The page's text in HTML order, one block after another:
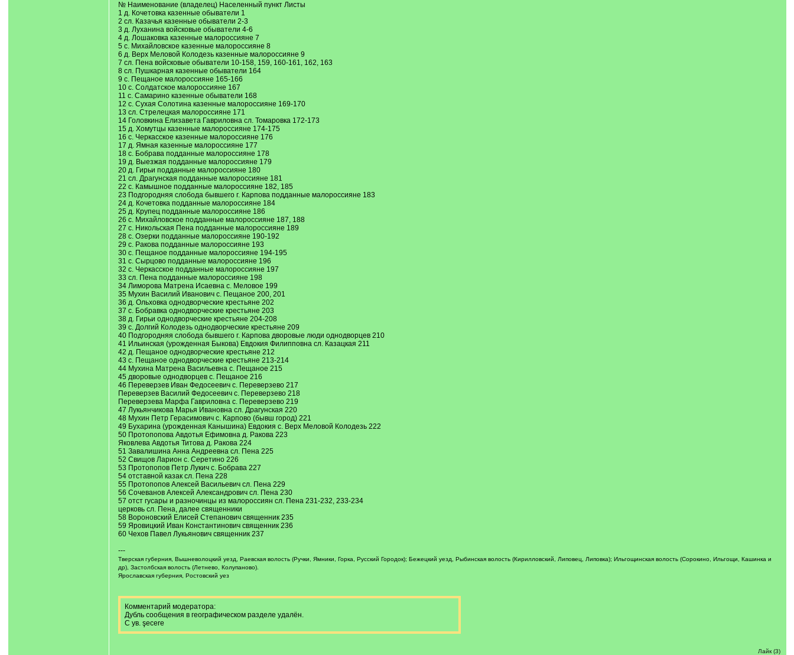
№ Наименование (владелец) Населенный пункт Листы
1 д. Кочетовка казенные обыватели 1
2 сл. Казачья казенные обыватели 2-3
3 д. Луханина войсковые обыватели 4-6
4 д. Лошаковка казенные малороссияне 7
5 с. Михайловское казенные малороссияне 8
6 д. Верх Меловой Колодезь казенные малороссияне 9
7 сл. Пена войсковые обыватели 10-158, 159, 160-161, 162, 163
8 сл. Пушкарная казенные обыватели 164
9 с. Пещаное малороссияне 165-166
10 с. Солдатское малороссияне 167
11 с. Самарино казенные обыватели 168
12 с. Сухая Солотина казенные малороссияне 169-170
13 сл. Стрелецкая малороссияне 171
14 Головкина Елизавета Гавриловна сл. Томаровка 172-173
15 д. Хомутцы казенные малороссияне 174-175
16 с. Черкасское казенные малороссияне 176
17 д. Ямная казенные малороссияне 177
18 с. Бобрава подданные малороссияне 178
19 д. Выезжая подданные малороссияне 179
20 д. Гирьи подданные малороссияне 180
21 сл. Драгунская подданные малороссияне 181
22 с. Камышное подданные малороссияне 182, 185
23 Подгородняя слобода бывшего г. Карпова подданные малороссияне 183
24 д. Кочетовка подданные малороссияне 184
25 д. Крупец подданные малороссияне 186
26 с. Михайловское подданные малороссияне 187, 188
27 с. Никольская Пена подданные малороссияне 189
28 с. Озерки подданные малороссияне 190-192
29 с. Ракова подданные малороссияне 193
30 с. Пещаное подданные малороссияне 194-195
31 с. Сырцово подданные малороссияне 196
32 с. Черкасское подданные малороссияне 197
33 сл. Пена подданные малороссияне 198
34 Лиморова Матрена Исаевна с. Меловое 199
35 Мухин Василий Иванович с. Пещаное 200, 201
36 д. Ольховка однодворческие крестьяне 202
37 с. Бобравка однодворческие крестьяне 203
38 д. Гирьи однодворческие крестьяне 204-208
39 с. Долгий Колодезь однодворческие крестьяне 209
40 Подгородняя слобода бывшего г. Карпова дворовые люди однодворцев 210
41 Ильинская (урожденная Быкова) Евдокия Филипповна сл. Казацкая 211
42 д. Пещаное однодворческие крестьяне 212
43 с. Пещаное однодворческие крестьяне 213-214
44 Мухина Матрена Васильевна с. Пещаное 215
45 дворовые однодворцев с. Пещаное 216
46 Переверзев Иван Федосеевич с. Переверзево 217
Переверзев Василий Федосеевич с. Переверзево 218
Переверзева Марфа Гавриловна с. Переверзево 219
47 Лукьянчикова Марья Ивановна сл. Драгунская 220
48 Мухин Петр Герасимович с. Карпово (бывш город) 221
49 Бухарина (урожденная Канышина) Евдокия с. Верх Меловой Колодезь 222
50 Протопопова Авдотья Ефимовна д. Ракова 223
Яковлева Авдотья Титова д. Ракова 224
51 Завалишина Анна Андреевна сл. Пена 225
52 Свищов Ларион с. Серетино 226
53 Протопопов Петр Лукич с. Бобрава 227
54 отставной казак сл. Пена 228
55 Протопопов Алексей Васильевич сл. Пена 229
56 Сочеванов Алексей Александрович сл. Пена 230
57 отст гусары и разночинцы из малороссиян сл. Пена 231-232, 233-234
церковь сл. Пена, далее священники
58 Вороновский Елисей Степанович священник 235
59 Яровицкий Иван Константинович священник 236
60 Чехов Павел Лукьянович священник 237
---
Тверская губерния, Вышневолоцкий уезд, Раевская волость (Ручки, Ямники, Горка, Русский Городок); Бежецкий уезд, Рыбинская волость (Кирилловский, Липовец, Липовка); Ильгощинская волость (Сорокино, Ильгощи, Кашинка и
др), Застолбская волость (Летнево, Колупаново).
Ярославская губерния, Ростовский уез
Комментарий модератора:
Дубль сообщения в географическом разделе удалён.
С ув. şecere
Лайк (3)